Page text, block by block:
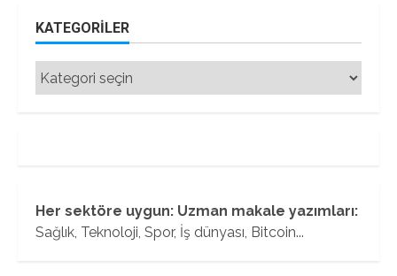
KATEGORILER
Kategoriler
Her sektöre uygun: Uzman makale yazımları:
Sağlık, Teknoloji, Spor, İş dünyası, Bitcoin...